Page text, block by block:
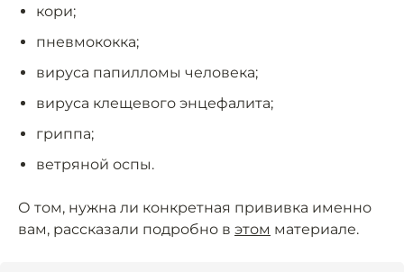
кори;
пневмококка;
вируса папилломы человека;
вируса клещевого энцефалита;
гриппа;
ветряной оспы.
О том, нужна ли конкретная прививка именно
вам, рассказали подробно в этом материале.